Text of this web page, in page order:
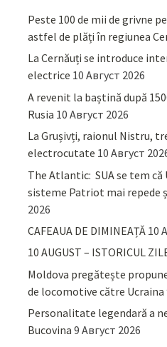
Peste 100 de mii de grivne
astfel de plăți în regiunea
La Cernăuți se introduce
electrice 10 Август 2026
A revenit la baștină după
Rusia 10 Август 2026
La Grușivți, raionul Nistru,
electrocutate 10 Август
The Atlantic: SUA se tem că
sisteme Patriot mai repede
2026
CAFEAUA DE DIMINEAȚĂ 10
10 AUGUST – ISTORICUL
Moldova pregătește
de locomotive către Ucraina
Personalitate legendară a
Bucovina 9 Август 2026